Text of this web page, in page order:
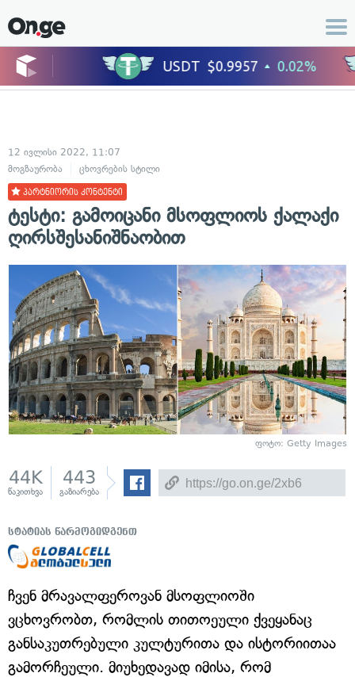
12 ივლისი 2022, 11:07
მოგზაურობა
ცხოვრების სტილი
პარტნიორის კონტენტი
ტესტი: გამოიცანი მსოფლიოს ქალაქი
ღირსშესანიშნაობით
ფოტო: Getty Images
44K
წაკითხვა
443
გაზიარება
სტატიას წარმოგიდგენთ
ჩვენ მრავალფეროვან მსოფლიოში
ვცხოვრობთ, რომლის თითოეული ქვეყანაც
განსაკუთრებული კულტურითა და ისტორიითაა
გამორჩეული. მიუხედავად იმისა, რომ